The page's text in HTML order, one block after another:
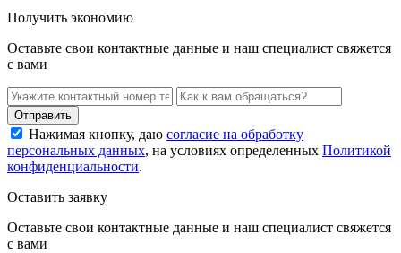
Получить экономию
Оставьте свои контактные данные и наш специалист свяжется
с вами
Нажимая кнопку, даю согласие на обработку
персональных данных, на условиях определенных Политикой
конфиденциальности.
Оставить заявку
Оставьте свои контактные данные и наш специалист свяжется
с вами